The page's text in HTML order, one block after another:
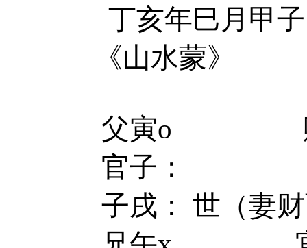
丁亥年巳月甲
《山水蒙》
父寅o
官子：
子戌：
世（妻